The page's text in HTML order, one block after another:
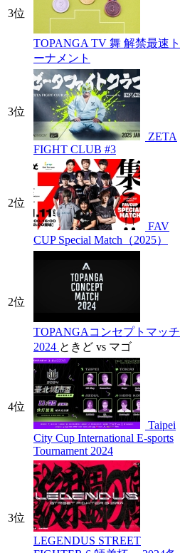
3位
TOPANGA TV 舞 解禁最速ト
ーナメント
3位
ZETA
FIGHT CLUB #3
2位
FAV
CUP Special Match（2025）
2位
TOPANGAコンセプトマッチ
2024 ときど vs マゴ
4位
Taipei
City Cup International E-sports
Tournament 2024
3位
LEGENDUS STREET